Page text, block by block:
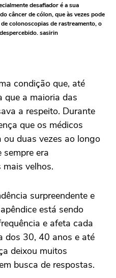
desafiador é a sua
câncer de cólon, que às vezes pode
colonoscopias de rastreamento, o
sasirin
condição que, até
que a maioria das
a respeito. Durante
que os médicos
duas vezes ao longo
sempre era
velhos.
surpreendente e
está sendo
e afeta cada
dos 30, 40 anos e até
deixou muitos
busca de respostas.